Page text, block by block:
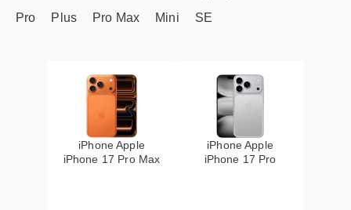
Pro
Plus Pro Max Mini SE
iPhone Apple
iPhone 17 Pro Max
iPhone Apple
iPhone 17 Pro